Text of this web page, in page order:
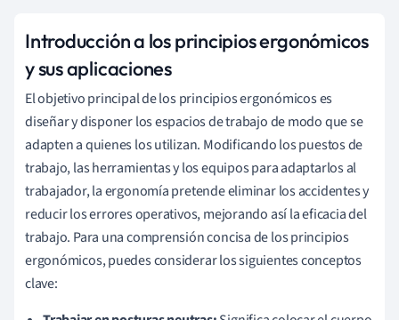
Introducción a los principios ergonómicos
y sus aplicaciones
El objetivo principal de los principios ergonómicos es
diseñar y disponer los espacios de trabajo de modo que se
adapten a quienes los utilizan. Modificando los puestos de
trabajo, las herramientas y los equipos para adaptarlos al
trabajador, la ergonomía pretende eliminar los accidentes y
reducir los errores operativos, mejorando así la eficacia del
trabajo. Para una comprensión concisa de los principios
ergonómicos, puedes considerar los siguientes conceptos
clave: